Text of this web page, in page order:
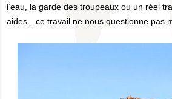
l’eau, la garde des troupeaux ou un réel
aides…ce travail ne nous questionne pas